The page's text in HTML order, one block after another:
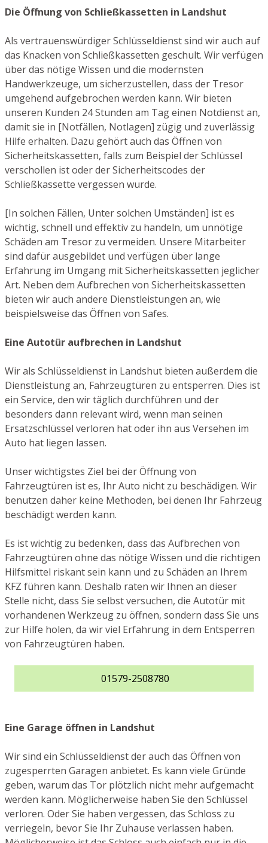
Die Öffnung von Schließkassetten in Landshut
Als vertrauenswürdiger Schlüsseldienst sind wir auch auf
das Knacken von Schließkassetten geschult. Wir verfügen
über das nötige Wissen und die modernsten
Handwerkzeuge, um sicherzustellen, dass der Tresor
umgehend aufgebrochen werden kann. Wir bieten
unseren Kunden 24 Stunden am Tag einen Notdienst an,
damit sie in [Notfällen, Notlagen] zügig und zuverlässig
Hilfe erhalten. Dazu gehört auch das Öffnen von
Sicherheitskassetten, falls zum Beispiel der Schlüssel
verschollen ist oder der Sicherheitscodes der
Schließkassette vergessen wurde.
[In solchen Fällen, Unter solchen Umständen] ist es
wichtig, schnell und effektiv zu handeln, um unnötige
Schäden am Tresor zu vermeiden. Unsere Mitarbeiter
sind dafür ausgebildet und verfügen über lange
Erfahrung im Umgang mit Sicherheitskassetten jeglicher
Art. Neben dem Aufbrechen von Sicherheitskassetten
bieten wir auch andere Dienstleistungen an, wie
beispielsweise das Öffnen von Safes.
Eine Autotür aufbrechen in Landshut
Wir als Schlüsseldienst in Landshut bieten außerdem die
Dienstleistung an, Fahrzeugtüren zu entsperren. Dies ist
ein Service, den wir täglich durchführen und der
besonders dann relevant wird, wenn man seinen
Ersatzschlüssel verloren hat oder ihn aus Versehen im
Auto hat liegen lassen.
Unser wichtigstes Ziel bei der Öffnung von
Fahrzeugtüren ist es, Ihr Auto nicht zu beschädigen. Wir
benutzen daher keine Methoden, bei denen Ihr Fahrzeug
beschädigt werden kann.
Es ist wichtig zu bedenken, dass das Aufbrechen von
Fahrzeugtüren ohne das nötige Wissen und die richtigen
Hilfsmittel riskant sein kann und zu Schäden an Ihrem
KFZ führen kann. Deshalb raten wir Ihnen an dieser
Stelle nicht, dass Sie selbst versuchen, die Autotür mit
vorhandenen Werkzeug zu öffnen, sondern dass Sie uns
zur Hilfe holen, da wir viel Erfahrung in dem Entsperren
von Fahrzeugtüren haben.
01579-2508780
Eine Garage öffnen in Landshut
Wir sind ein Schlüsseldienst der auch das Öffnen von
zugesperrten Garagen anbietet. Es kann viele Gründe
geben, warum das Tor plötzlich nicht mehr aufgemacht
werden kann. Möglicherweise haben Sie den Schlüssel
verloren. Oder Sie haben vergessen, das Schloss zu
verriegeln, bevor Sie Ihr Zuhause verlassen haben.